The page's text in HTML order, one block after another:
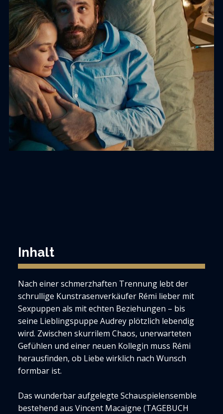
Inhalt
Nach einer schmerzhaften Trennung lebt der
schrullige Kunstrasenverkäufer Rémi lieber mit
Sexpuppen als mit echten Beziehungen – bis
seine Lieblingspuppe Audrey plötzlich lebendig
wird. Zwischen skurrilem Chaos, unerwarteten
Gefühlen und einer neuen Kollegin muss Rémi
herausfinden, ob Liebe wirklich nach Wunsch
formbar ist.
Das wunderbar aufgelegte Schauspielensemble
bestehend aus Vincent Macaigne (TAGEBUCH